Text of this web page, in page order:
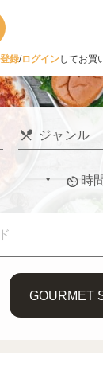
録/ログインしてお買
時
GOURMET